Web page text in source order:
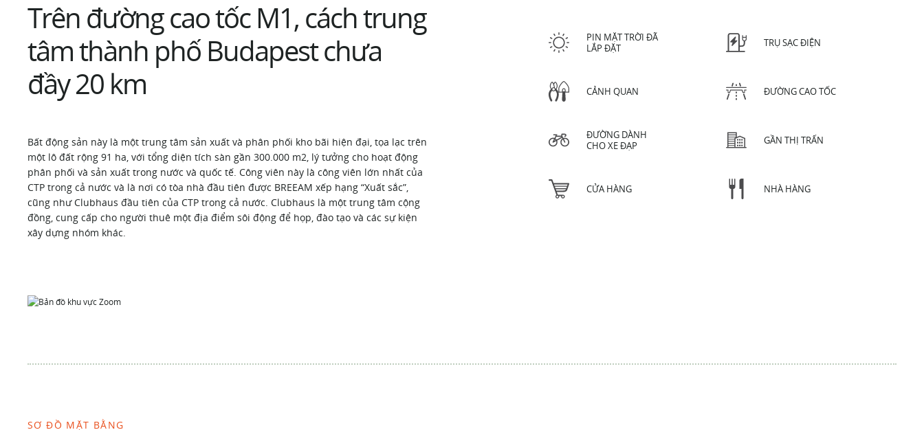
Trên đường cao tốc M1, cách trung
tâm thành phố Budapest chưa
đầy 20 km
Bất động sản này là một trung tâm sản xuất và phân phối kho bãi hiện đại, tọa lạc trên
một lô đất rộng 91 ha, với tổng diện tích sàn gần 300.000 m2, lý tưởng cho hoạt động
phân phối và sản xuất trong nước và quốc tế. Công viên này là công viên lớn nhất của
CTP trong cả nước và là nơi có tòa nhà đầu tiên được BREEAM xếp hạng “Xuất sắc”,
cũng như Clubhaus đầu tiên của CTP trong cả nước. Clubhaus là một trung tâm cộng
đồng, cung cấp cho người thuê một địa điểm sôi động để họp, đào tạo và các sự kiện
xây dựng nhóm khác.
PIN MẶT TRỜI ĐÃ
LẮP ĐẶT
TRỤ SẠC ĐIỆN
CẢNH QUAN ĐƯỜNG CAO TỐC
ĐƯỜNG DÀNH
CHO XE ĐẠP
GẦN THỊ TRẤN
CỬA HÀNG NHÀ HÀNG
SƠ ĐỒ MẶT BẰNG